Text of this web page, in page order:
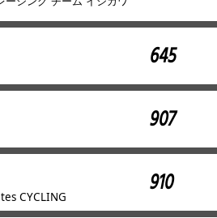
645
907
CYCLING 910